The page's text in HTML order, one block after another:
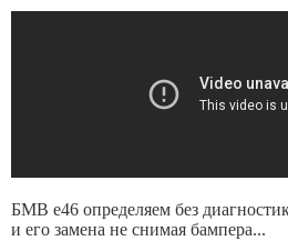
БМВ е46 определяем без
и его замена не снимая бампера...